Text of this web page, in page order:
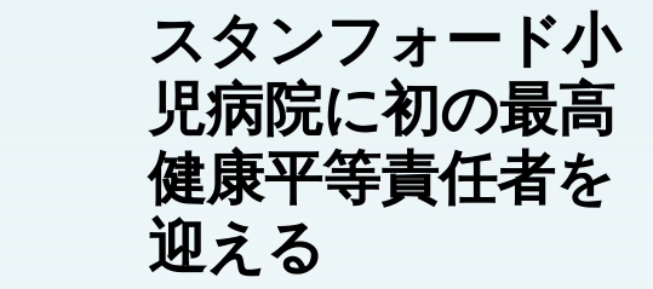
スタンフォード小
児病院に初の最高
健康平等責任者を
迎える